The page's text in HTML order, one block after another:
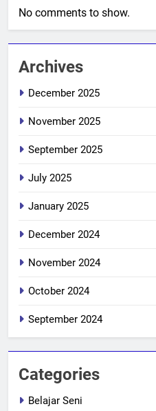
No comments to show.
Archives
December 2025
November 2025
September 2025
July 2025
January 2025
December 2024
November 2024
October 2024
September 2024
Categories
Belajar Seni